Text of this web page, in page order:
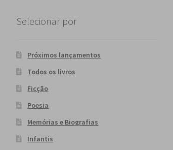
Selecionar por
Próximos lançamentos
Todos os livros
Ficção
Poesia
Memórias e Biografias
Infantis